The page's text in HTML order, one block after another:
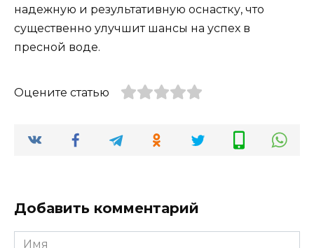
надежную и результативную оснастку, что
существенно улучшит шансы на успех в
пресной воде.
Оцените статью
Добавить комментарий
Имя